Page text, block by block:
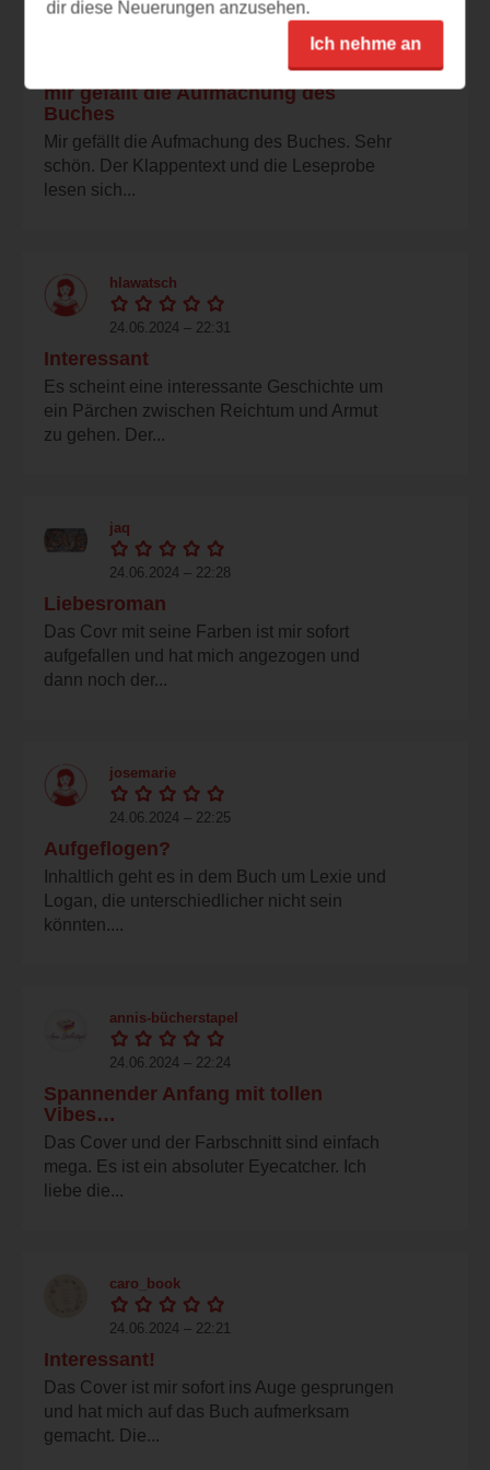
louvre74
mir gefällt die Aufmachung des
Buches
Mir gefällt die Aufmachung des Buches. Sehr
schön. Der Klappentext und die Leseprobe
lesen sich...
hlawatsch
24.06.2024 – 22:31
Interessant
Es scheint eine interessante Geschichte um
ein Pärchen zwischen Reichtum und Armut
zu gehen. Der...
jaq
24.06.2024 – 22:28
Liebesroman
Das Covr mit seine Farben ist mir sofort
aufgefallen und hat mich angezogen und
dann noch der...
josemarie
24.06.2024 – 22:25
Aufgeflogen?
Inhaltlich geht es in dem Buch um Lexie und
Logan, die unterschiedlicher nicht sein
könnten....
annis-bücherstapel
24.06.2024 – 22:24
Spannender Anfang mit tollen
Vibes…
Das Cover und der Farbschnitt sind einfach
mega. Es ist ein absoluter Eyecatcher. Ich
liebe die...
caro_book
24.06.2024 – 22:21
Interessant!
Das Cover ist mir sofort ins Auge gesprungen
und hat mich auf das Buch aufmerksam
gemacht. Die...
dir diese Neuerungen anzusehen.
Ich nehme an